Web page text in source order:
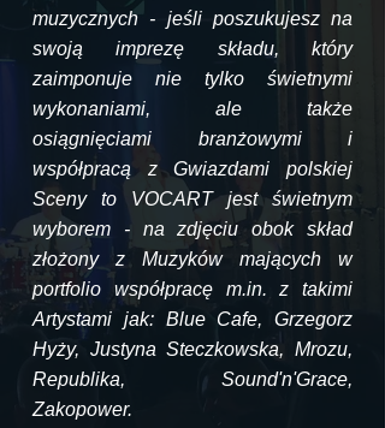
muzycznych - jeśli poszukujesz na
swoją imprezę składu, który
zaimponuje nie tylko świetnymi
wykonaniami, ale także
osiągnięciami branżowymi i
współpracą z Gwiazdami polskiej
Sceny to VOCART jest świetnym
wyborem - na zdjęciu obok skład
złożony z Muzyków mających w
portfolio współpracę m.in. z takimi
Artystami jak: Blue Cafe, Grzegorz
Hyży, Justyna Steczkowska, Mrozu,
Republika, Sound'n'Grace,
Zakopower.